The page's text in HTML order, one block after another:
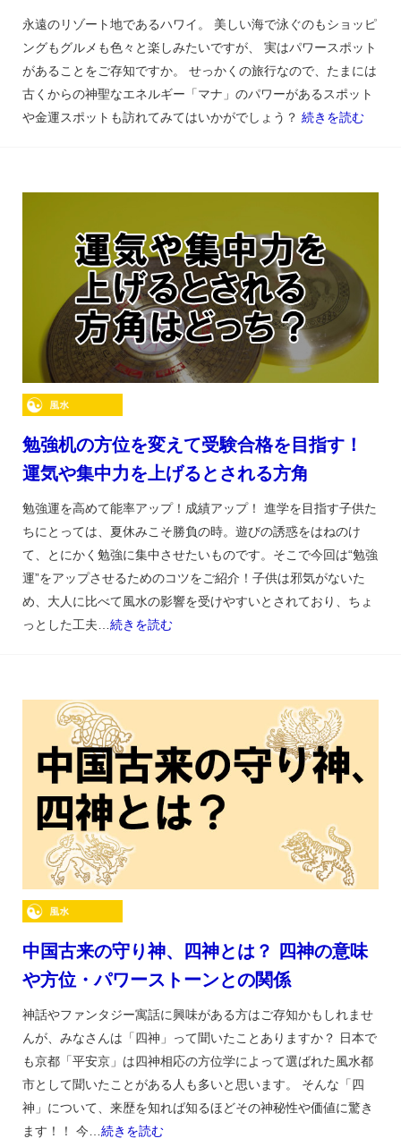
永遠のリゾート地であるハワイ。 美しい海で泳ぐのもショッピ
ングもグルメも色々と楽しみたいですが、 実はパワースポット
があることをご存知ですか。 せっかくの旅行なので、たまには
古くからの神聖なエネルギー「マナ」のパワーがあるスポット
や金運スポットも訪れてみてはいかがでしょう？ 続きを読む
勉強机の方位を変えて受験合格を目指す！
運気や集中力を上げるとされる方角
勉強運を高めて能率アップ！成績アップ！ 進学を目指す子供た
ちにとっては、夏休みこそ勝負の時。遊びの誘惑をはねのけ
て、とにかく勉強に集中させたいものです。そこで今回は“勉強
運”をアップさせるためのコツをご紹介！子供は邪気がないた
め、大人に比べて風水の影響を受けやすいとされており、ちょ
っとした工夫… 続きを読む
中国古来の守り神、四神とは？ 四神の意味
や方位・パワーストーンとの関係
神話やファンタジー寓話に興味がある方はご存知かもしれませ
んが、みなさんは「四神」って聞いたことありますか？ 日本で
も京都「平安京」は四神相応の方位学によって選ばれた風水都
市として聞いたことがある人も多いと思います。 そんな「四
神」について、来歴を知れば知るほどその神秘性や価値に驚き
ます！！ 今… 続きを読む